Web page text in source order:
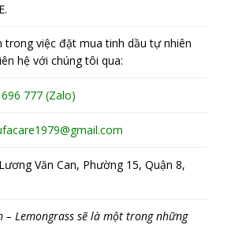
trong việc đặt mua tinh dầu tự nhiên
hệ với chúng tôi qua:
777 (Zalo)
Văn Can, Phường 15, Quận 8,
– Lemongrass sẽ là một trong những